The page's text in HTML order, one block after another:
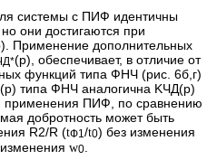
системы с ПИФ идентичны
они достигаются при
Применение дополнительных
(p), обеспечивает, в отличие от
функций типа ФНЧ (рис. 6б,г)
(p) типа ФНЧ аналогична KЧД(p)
ПИФ, по сравнению
добротность может быть
R2/R (tФ1/t0) без изменения
измененияw0